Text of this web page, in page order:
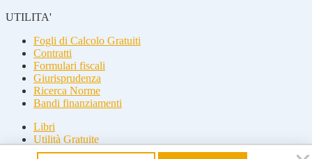
UTILITA'
Fogli di Calcolo Gratuiti
Contratti
Formulari fiscali
Giurisprudenza
Ricerca Norme
Bandi finanziamenti
Libri
Utilità Gratuite
Guide fiscali